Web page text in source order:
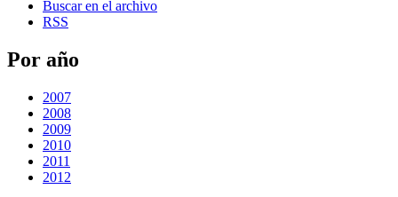
Buscar en el archivo
RSS
Por año
2007
2008
2009
2010
2011
2012